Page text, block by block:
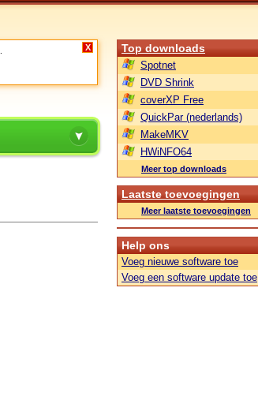
X Top downloads
Spotnet
DVD Shrink
coverXP Free
QuickPar (nederlands)
MakeMKV
HWiNFO64
Meer top downloads
Laatste toevoegingen
Meer laatste toevoegingen
Help ons
Voeg nieuwe software toe
Voeg een software update toe